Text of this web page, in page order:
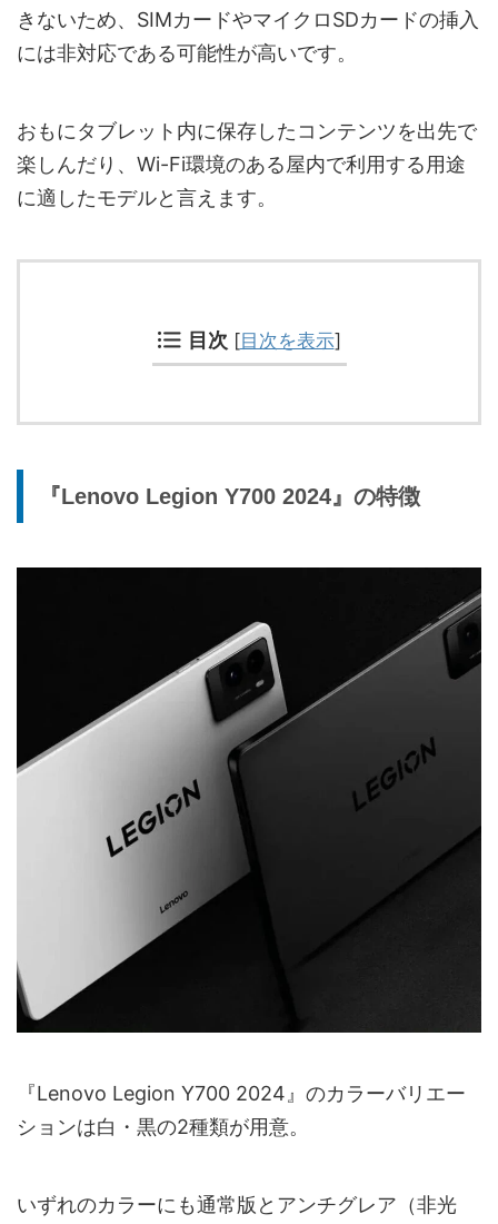
きないため、SIMカードやマイクロSDカードの挿入
には非対応である可能性が高いです。
おもにタブレット内に保存したコンテンツを出先で
楽しんだり、Wi-Fi環境のある屋内で利用する用途
に適したモデルと言えます。
目次 [目次を表示]
『Lenovo Legion Y700 2024』の特徴
『Lenovo Legion Y700 2024』のカラーバリエー
ションは白・黒の2種類が用意。
いずれのカラーにも通常版とアンチグレア（非光